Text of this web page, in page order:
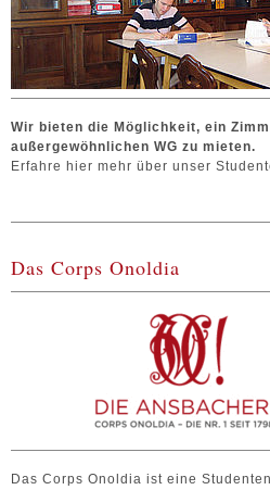
Wir bieten die Möglichkeit, ein
außergewöhnlichen WG zu mieten.
Erfahre hier mehr über unser
Das Corps Onoldia
Das Corps Onoldia ist eine